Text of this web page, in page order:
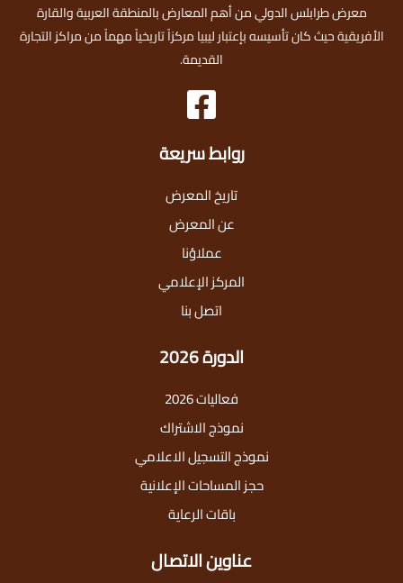
معرض طرابلس الدولي من أهم المعارض بالمنطقة العربية والقارة
الأفريقية حيث كان تأسيسه بإعتبار ليبيا مركزاً تاريخياً مهماً من مراكز التجارة
القديمة.
روابط سريعة
تاريخ المعرض
عن المعرض
عملاؤنا
المركز الإعلامي
اتصل بنا
الدورة 2026
فعاليات 2026
نموذج الاشتراك
نموذج التسجيل الاعلامي
حجز المساحات الإعلانية
باقات الرعاية
عناوين الاتصال